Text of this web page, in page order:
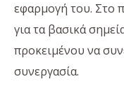
εφαρμογή του. Στο
για τα βασικά
προκειμένου να
συνεργασία.